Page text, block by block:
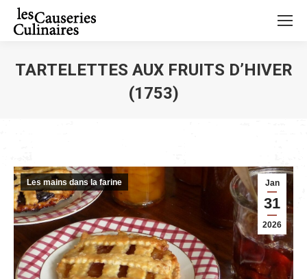
TARTELETTES AUX FRUITS D’HIVER
(1753)
Jan
31
2026
Les mains dans la farine